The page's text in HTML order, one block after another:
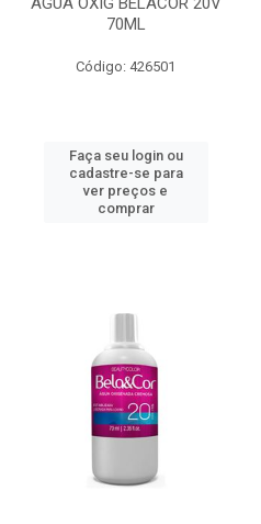
70ML
Código: 426501
Faça seu login ou
cadastre-se para
ver preços e
comprar